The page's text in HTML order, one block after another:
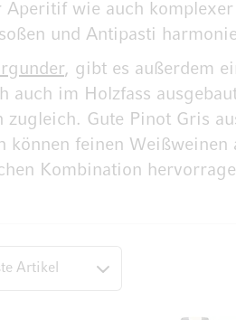
wie auch
und Antipasti
, gibt es außerdem
im Holzfass
Gute Pinot Gris
können feinen
Kombination